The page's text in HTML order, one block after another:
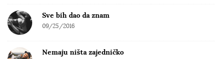
Sve bih dao da znam
09/25/2016
Nemaju ništa zajedničko